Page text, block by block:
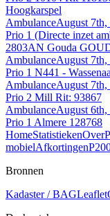
Hoogkarspel
AmbulanceAugust
Prio 1 (Directe inzet
2803AN Gouda
AmbulanceAugust
Prio 1 N441 -
AmbulanceAugust
Prio 2 Mill Rit: 93867
AmbulanceAugust
Prio 1 Almere 128768
HomeStatistiekenOver
mobielAfkortingen
Bronnen
Kadaster / BAGLeaflet